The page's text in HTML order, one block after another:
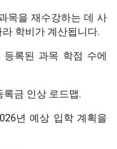
목을 재수강하는 데 사
학비가 계산됩니다.
록된 과목 학점 수에
록금 인상 로드맵.
년 예상 입학 계획을